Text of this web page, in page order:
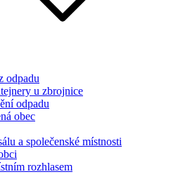
odpadu
u zbrojnice
odpadu
obec
a společenské místnosti
rozhlasem